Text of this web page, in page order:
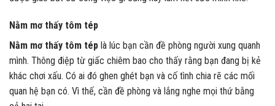
Nằm mơ thấy tôm tép
Nằm mơ thấy tôm tép là lúc bạn cần đề phòng người xung quanh
mình. Thông điệp từ giấc chiêm bao cho thấy rằng bạn đang bị kẻ
khác chơi xấu. Có ai đó ghen ghét bạn và cố tình chia rẽ các mối
quan hệ bạn có. Vì thế, cần đề phòng và lắng nghe mọi thứ bằng